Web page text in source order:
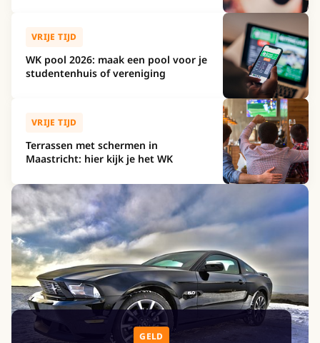
VRIJE TIJD
WK pool 2026: maak een pool voor je
studentenhuis of vereniging
VRIJE TIJD
Terrassen met schermen in
Maastricht: hier kijk je het WK
GELD